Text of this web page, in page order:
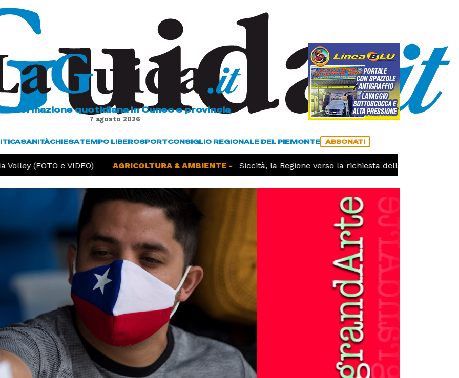
L'informazione quotidiana in Cuneo e provincia
7 agosto 2026
SANITÀCHIESATEMPO LIBEROSPORTCONSIGLIO REGIONALE DEL PIEMONTE ABBONATI
(FOTO e VIDEO) AGRICOLTURA & AMBIENTE - Siccità, la Regione verso la richiesta dello stato di